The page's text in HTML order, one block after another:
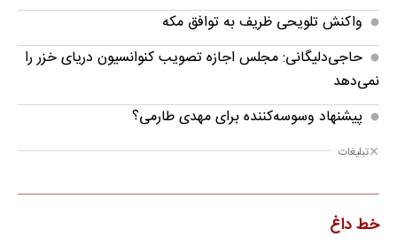
واکنش تلویحی ظریف به توافق مکه
حاجی‌دلیگانی: مجلس اجازه تصویب کنوانسیون دریای خزر را
نمی‌دهد
پیشنهاد وسوسه‌کننده برای مهدی طارمی؟
تبلیغات
خط داغ